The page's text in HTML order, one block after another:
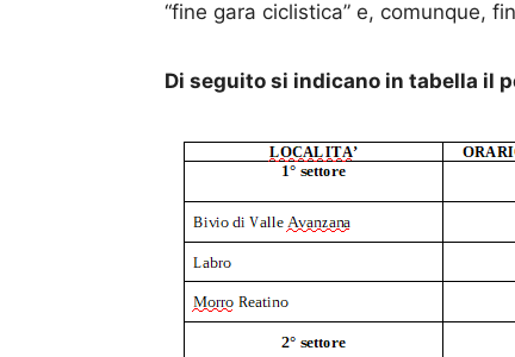
“fine gara ciclistica” e, comunque,
Di seguito si indicano in tabella il